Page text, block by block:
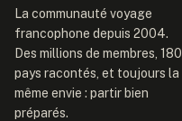
La communauté voyage
francophone depuis 2004.
Des millions de membres, 180
pays racontés, et toujours la
même envie : partir bien
préparés.